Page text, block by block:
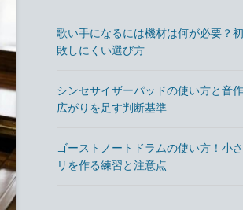
歌い手になるには機材は何が必要？
敗しにくい選び方
シンセサイザーパッドの使い方と音
広がりを足す判断基準
ゴーストノートドラムの使い方！小
リを作る練習と注意点